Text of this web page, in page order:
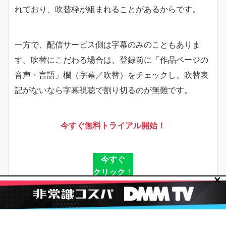
れており、吹替枠が組まれることがあるからです。
一方で、配信サービス側は字幕のみのこともありま
す。吹替にこだわる場合は、登録前に「作品ページの
音声・言語」欄（字幕／吹替）をチェックし、吹替表
記がないなら字幕視聴で割り切るのが無難です。
今すぐ無料トライアル開始！
今すぐ
クリック ！
U-NEXTで『7人の脱出シーズン2』を
✕